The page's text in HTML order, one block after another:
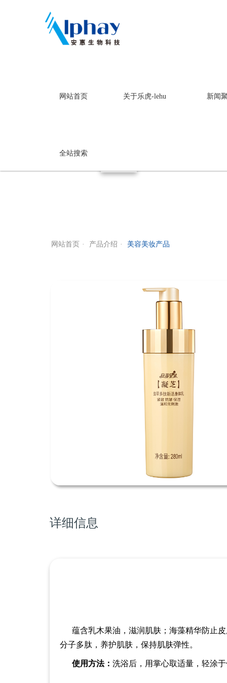
网站首页 关于乐虎-lehu 新闻
全站搜索
网站首页 产品介绍 美容美妆产品
详细信息
蕴含乳木果油，滋润肌肤 ； 海藻精华防止
分子多肽 ， 养护肌肤 ， 保持肌肤弹性。
使用方法： 洗浴后，用掌心取适量 ， 轻涂